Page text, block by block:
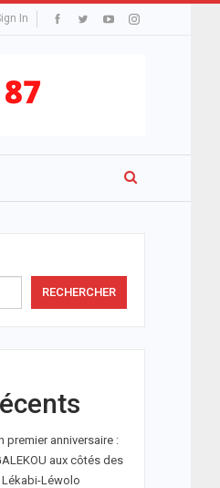
In
RECHERCHER
premier anniversaire :
aux côtés des
Léwolo